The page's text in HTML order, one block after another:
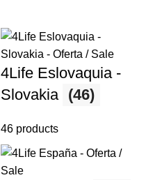
4Life Eslovaquia -
Slovakia (46)
46 products